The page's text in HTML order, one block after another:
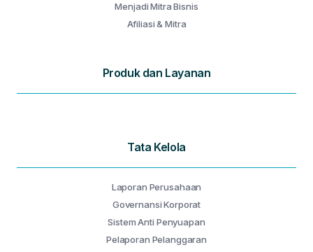
Menjadi Mitra Bisnis
Afiliasi & Mitra
Produk dan Layanan
Tata Kelola
Laporan Perusahaan
Governansi Korporat
Sistem Anti Penyuapan
Pelaporan Pelanggaran